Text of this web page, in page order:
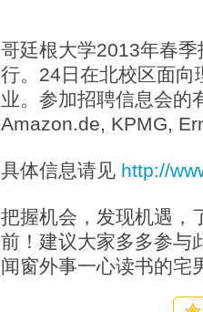
哥廷根大学2013年春
行。24日在北校区面向
业。参加招聘信息会的
Amazon.de, KPMG,
具体信息请见 http://
把握机会，发现机遇，
前！建议大家多多参与
闻窗外事一心读书的宅